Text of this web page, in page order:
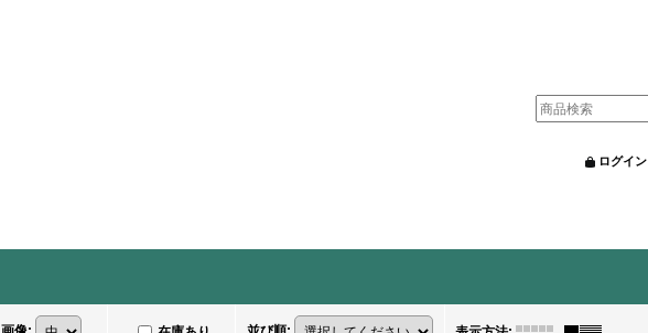
ログイン